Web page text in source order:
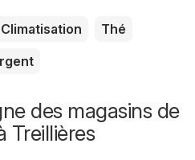
Climatisation
Thé
des magasins de
Treillières